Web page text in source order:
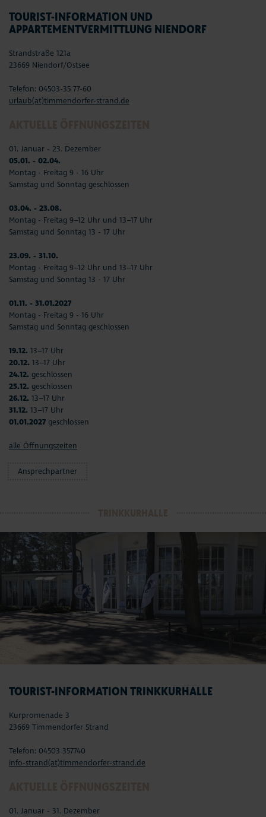
TOURIST-INFORMATION UND
APPARTEMENTVERMITTLUNG NIENDORF
Strandstraße 121a
23669 Niendorf/Ostsee
Telefon: 04503-35 77-60
urlaub(at)timmendorfer-strand.de
01. Januar - 23. Dezember
05.01. - 02.04.
Montag - Freitag 9 - 16 Uhr
Samstag und Sonntag geschlossen
03.04. - 23.08.
Montag - Freitag 9–12 Uhr und 13–17 Uhr
Samstag und Sonntag 13 - 17 Uhr
23.09. - 31.10.
Montag - Freitag 9–12 Uhr und 13–17 Uhr
Samstag und Sonntag 13 - 17 Uhr
01.11. - 31.01.2027
Montag - Freitag 9 - 16 Uhr
Samstag und Sonntag geschlossen
19.12. 13–17 Uhr
20.12. 13–17 Uhr
24.12. geschlossen
25.12. geschlossen
26.12. 13–17 Uhr
31.12. 13–17 Uhr
01.01.2027 geschlossen
alle Öffnungszeiten
Ansprechpartner
TOURIST-INFORMATION TRINKKURHALLE
Kurpromenade 3
23669 Timmendorfer Strand
Telefon: 04503 357740
info-strand(at)timmendorfer-strand.de
01. Januar - 31. Dezember